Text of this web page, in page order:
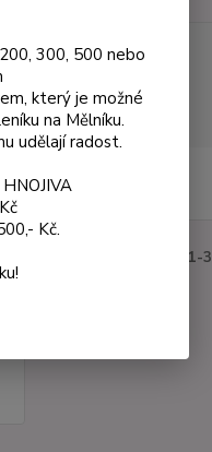
Dostupnost
Varianta
3161-3
300, 500 nebo
který je možné
na Mělníku.
udělají radost.
Kč.